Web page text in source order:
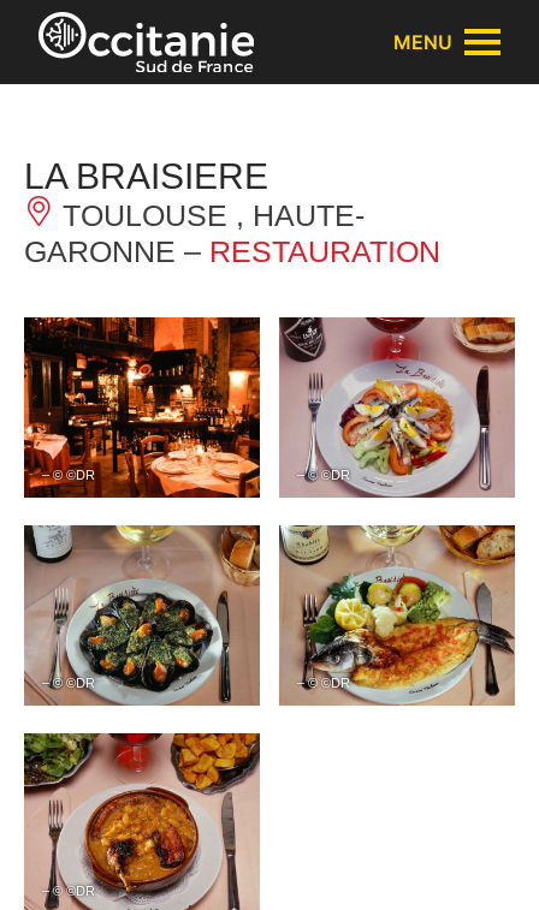
Panneau de gestion des cookies
MENU
LA BRAISIERE
TOULOUSE , HAUTE-
GARONNE – RESTAURATION
– © ©DR – © ©DR
– © ©DR – © ©DR
– © ©DR